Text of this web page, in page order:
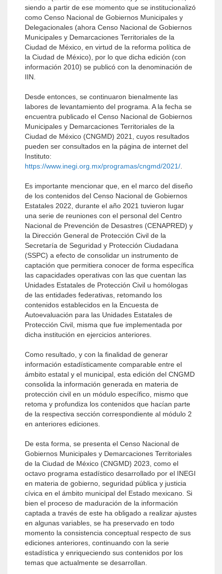
siendo a partir de ese momento que se institucionalizó
como Censo Nacional de Gobiernos Municipales y
Delegacionales (ahora Censo Nacional de Gobiernos
Municipales y Demarcaciones Territoriales de la
Ciudad de México, en virtud de la reforma política de
la Ciudad de México), por lo que dicha edición (con
información 2010) se publicó con la denominación de
IIN.
Desde entonces, se continuaron bienalmente las
labores de levantamiento del programa. A la fecha se
encuentra publicado el Censo Nacional de Gobiernos
Municipales y Demarcaciones Territoriales de la
Ciudad de México (CNGMD) 2021, cuyos resultados
pueden ser consultados en la página de internet del
Instituto:
https://www.inegi.org.mx/programas/cngmd/2021/
Es importante mencionar que, en el marco del diseño
de los contenidos del Censo Nacional de Gobiernos
Estatales 2022, durante el año 2021 tuvieron lugar
una serie de reuniones con el personal del Centro
Nacional de Prevención de Desastres (CENAPRED) y
la Dirección General de Protección Civil de la
Secretaría de Seguridad y Protección Ciudadana
(SSPC) a efecto de consolidar un instrumento de
captación que permitiera conocer de forma específica
las capacidades operativas con las que cuentan las
Unidades Estatales de Protección Civil u homólogas
de las entidades federativas, retomando los
contenidos establecidos en la Encuesta de
Autoevaluación para las Unidades Estatales de
Protección Civil, misma que fue implementada por
dicha institución en ejercicios anteriores.
Como resultado, y con la finalidad de generar
información estadísticamente comparable entre el
ámbito estatal y el municipal, esta edición del CNGMD
consolida la información generada en materia de
protección civil en un módulo específico, mismo que
retoma y profundiza los contenidos que hacían parte
de la respectiva sección correspondiente al módulo 2
en anteriores ediciones.
De esta forma, se presenta el Censo Nacional de
Gobiernos Municipales y Demarcaciones Territoriales
de la Ciudad de México (CNGMD) 2023, como el
octavo programa estadístico desarrollado por el INEGI
en materia de gobierno, seguridad pública y justicia
cívica en el ámbito municipal del Estado mexicano. Si
bien el proceso de maduración de la información
captada a través de este ha obligado a realizar ajustes
en algunas variables, se ha preservado en todo
momento la consistencia conceptual respecto de sus
ediciones anteriores, continuando con la serie
estadística y enriqueciendo sus contenidos por los
temas que actualmente se desarrollan.